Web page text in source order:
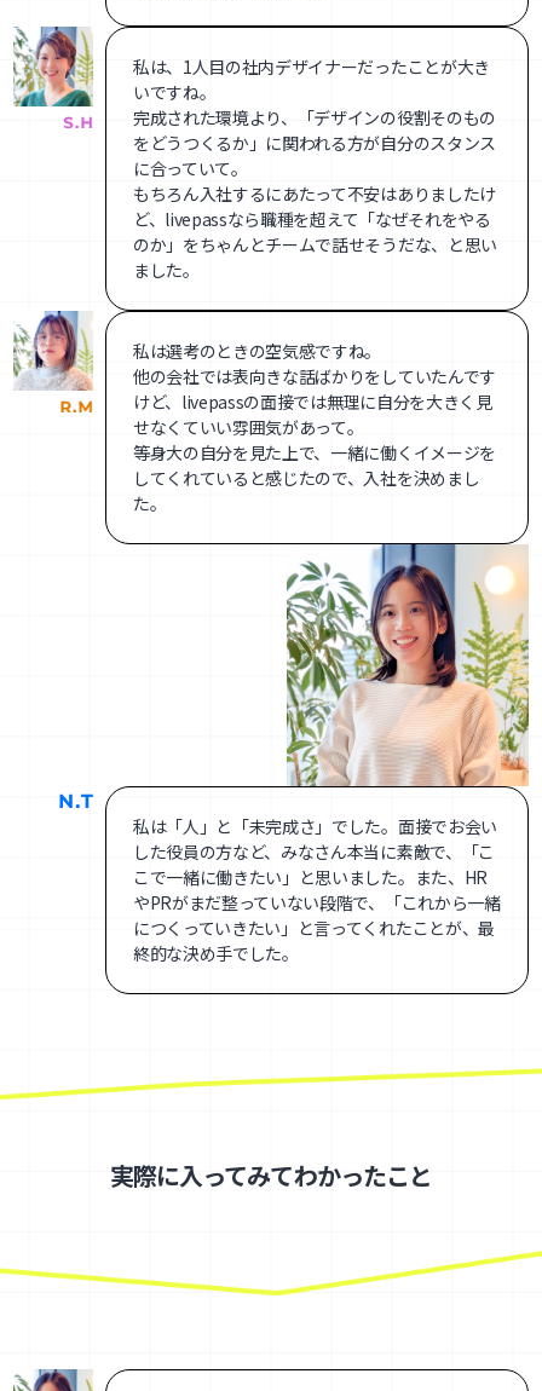
私は、1人目の社内デザイナーだったことが大き
いですね。
完成された環境より、「デザインの役割そのもの
をどうつくるか」に関われる方が自分のスタンス
に合っていて。
もちろん入社するにあたって不安はありましたけ
ど、livepassなら職種を超えて「なぜそれをやる
のか」をちゃんとチームで話せそうだな、と思い
ました。
私は選考のときの空気感ですね。
他の会社では表向きな話ばかりをしていたんです
けど、livepassの面接では無理に自分を大きく見
せなくていい雰囲気があって。
等身大の自分を見た上で、一緒に働くイメージを
してくれていると感じたので、入社を決めまし
た。
私は「人」と「未完成さ」でした。面接でお会い
した役員の方など、みなさん本当に素敵で、「こ
こで一緒に働きたい」と思いました。また、HR
やPRがまだ整っていない段階で、「これから一緒
につくっていきたい」と言ってくれたことが、最
終的な決め手でした。
実際に入ってみてわかったこと